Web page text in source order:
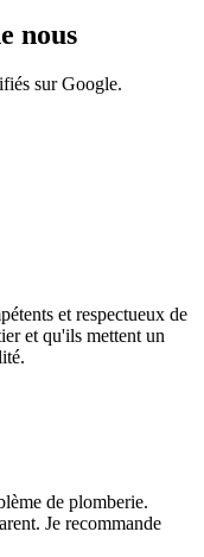
nous
sur Google.
et respectueux de
et qu'ils mettent un
de plomberie.
Je recommande